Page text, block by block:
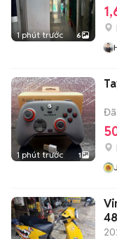
1 phút trước 6
1 phút trước 1